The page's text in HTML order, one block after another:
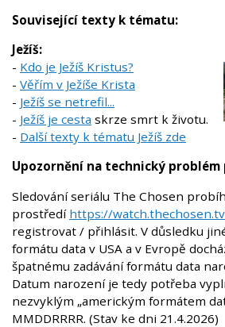
Související texty k tématu:
Ježíš:
- Kdo je Ježíš Kristus?
- Věřím v Ježíše Krista
- Ježíš se netrefil...
- Ježíš je cesta skrze smrt k životu.
- Další texty k tématu Ježíš zde
Upozornění na technický
Sledování seriálu The Chosen
prostředí https://
registrovat / přihlásit. V důsledku
formátu data v USA a v Evropě
špatnému zadávání formátu data
Datum narození je tedy potřeba
nezvyklým „americkým formátem
MMDDRRRR. (Stav ke dni 21.4.2026)